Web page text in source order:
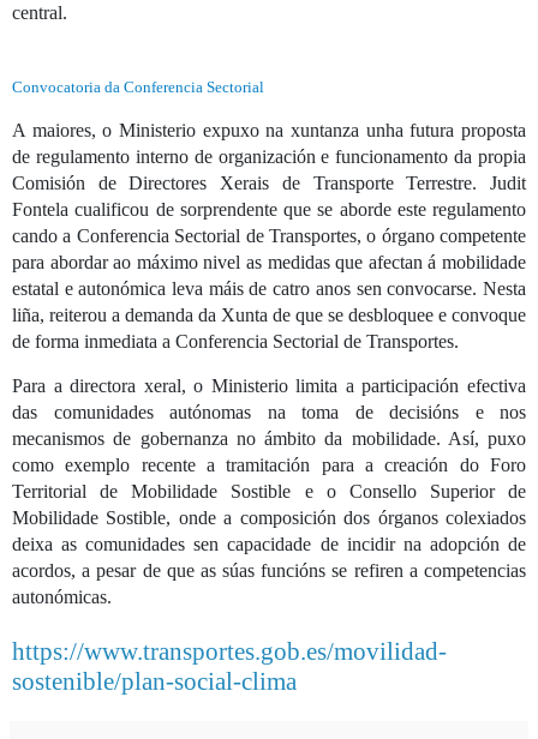
central.
Convocatoria da Conferencia Sectorial
A maiores, o Ministerio expuxo na xuntanza unha futura proposta
de regulamento interno de organización e funcionamento da propia
Comisión de Directores Xerais de Transporte Terrestre. Judit
Fontela cualificou de sorprendente que se aborde este regulamento
cando a Conferencia Sectorial de Transportes, o órgano competente
para abordar ao máximo nivel as medidas que afectan á mobilidade
estatal e autonómica leva máis de catro anos sen convocarse. Nesta
liña, reiterou a demanda da Xunta de que se desbloquee e convoque
de forma inmediata a Conferencia Sectorial de Transportes.
Para a directora xeral, o Ministerio limita a participación efectiva
das comunidades autónomas na toma de decisións e nos
mecanismos de gobernanza no ámbito da mobilidade. Así, puxo
como exemplo recente a tramitación para a creación do Foro
Territorial de Mobilidade Sostible e o Consello Superior de
Mobilidade Sostible, onde a composición dos órganos colexiados
deixa as comunidades sen capacidade de incidir na adopción de
acordos, a pesar de que as súas funcións se refiren a competencias
autonómicas.
https://www.transportes.gob.es/movilidad-
sostenible/plan-social-clima